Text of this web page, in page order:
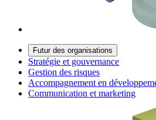
Futur des organisations
Stratégie et gouvernance
Gestion des risques
Accompagnement en
Communication et marketing